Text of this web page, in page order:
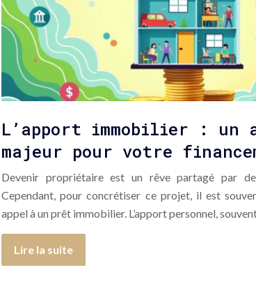
L’apport immobilier : un
majeur pour votre
Devenir propriétaire est un rêve partagé par de
Cependant, pour concrétiser ce projet, il est
appel à un prêt immobilier. L’apport personnel,
Lire la suite